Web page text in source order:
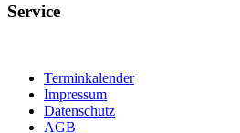
Service
Terminkalender
Impressum
Datenschutz
AGB